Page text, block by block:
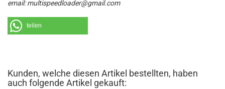
email: multispeedloader@gmail.com
teilen
Kunden, welche diesen Artikel bestellten, haben
auch folgende Artikel gekauft: